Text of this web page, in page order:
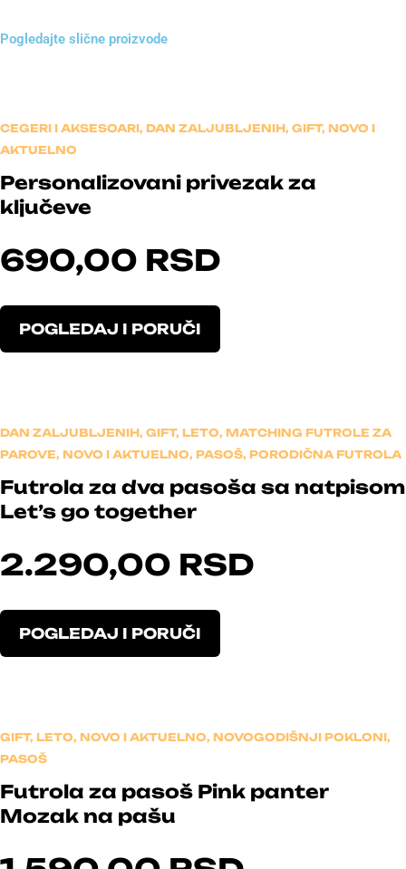
Pogledajte slične proizvode
CEGERI I AKSESOARI, DAN ZALJUBLJENIH, GIFT, NOVO I
AKTUELNO
Personalizovani privezak za
ključeve
690,00 RSD
POGLEDAJ I PORUČI
O
z
d
i
a
i
n
DAN ZALJUBLJENIH, GIFT, LETO, MATCHING FUTROLE ZA
PAROVE, NOVO I AKTUELNO, PASOŠ, PORODIČNA FUTROLA
Futrola za dva pasoša sa natpisom
Let’s go together
2.290,00 RSD
POGLEDAJ I PORUČI
O
z
d
GIFT, LETO, NOVO I AKTUELNO, NOVOGODIŠNJI POKLONI,
PASOŠ
Futrola za pasoš Pink panter
Mozak na pašu